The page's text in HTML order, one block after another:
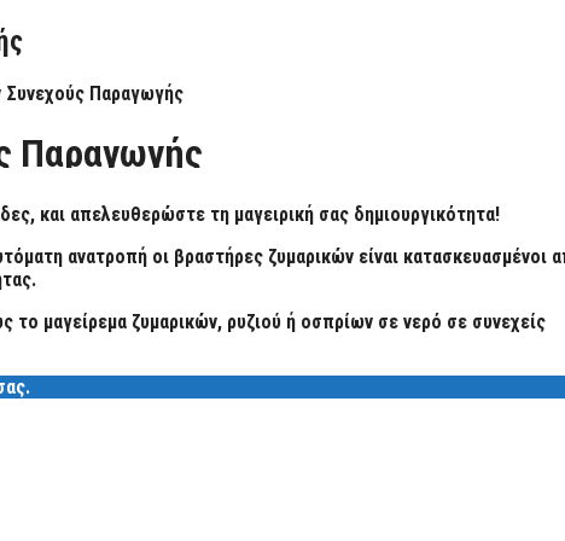
Συνεχούς Παραγωγής
Παραγωγής
και απελευθερώστε τη μαγειρική σας δημιουργικότητα!
ανατροπή οι βραστήρες ζυμαρικών είναι κατασκευασμένοι
το μαγείρεμα ζυμαρικών, ρυζιού ή οσπρίων σε νερό σε συνεχείς